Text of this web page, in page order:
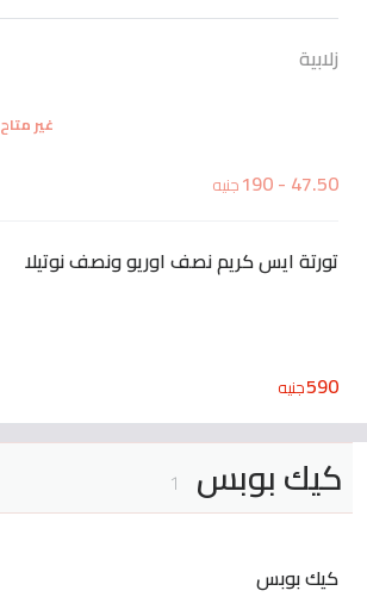
زلابية
غير متاح
47.50 - 190 جنيه
تورتة ايس كريم نصف اوريو ونصف نوتيلا
590جنيه
كيك بوبس 1
كيك بوبس